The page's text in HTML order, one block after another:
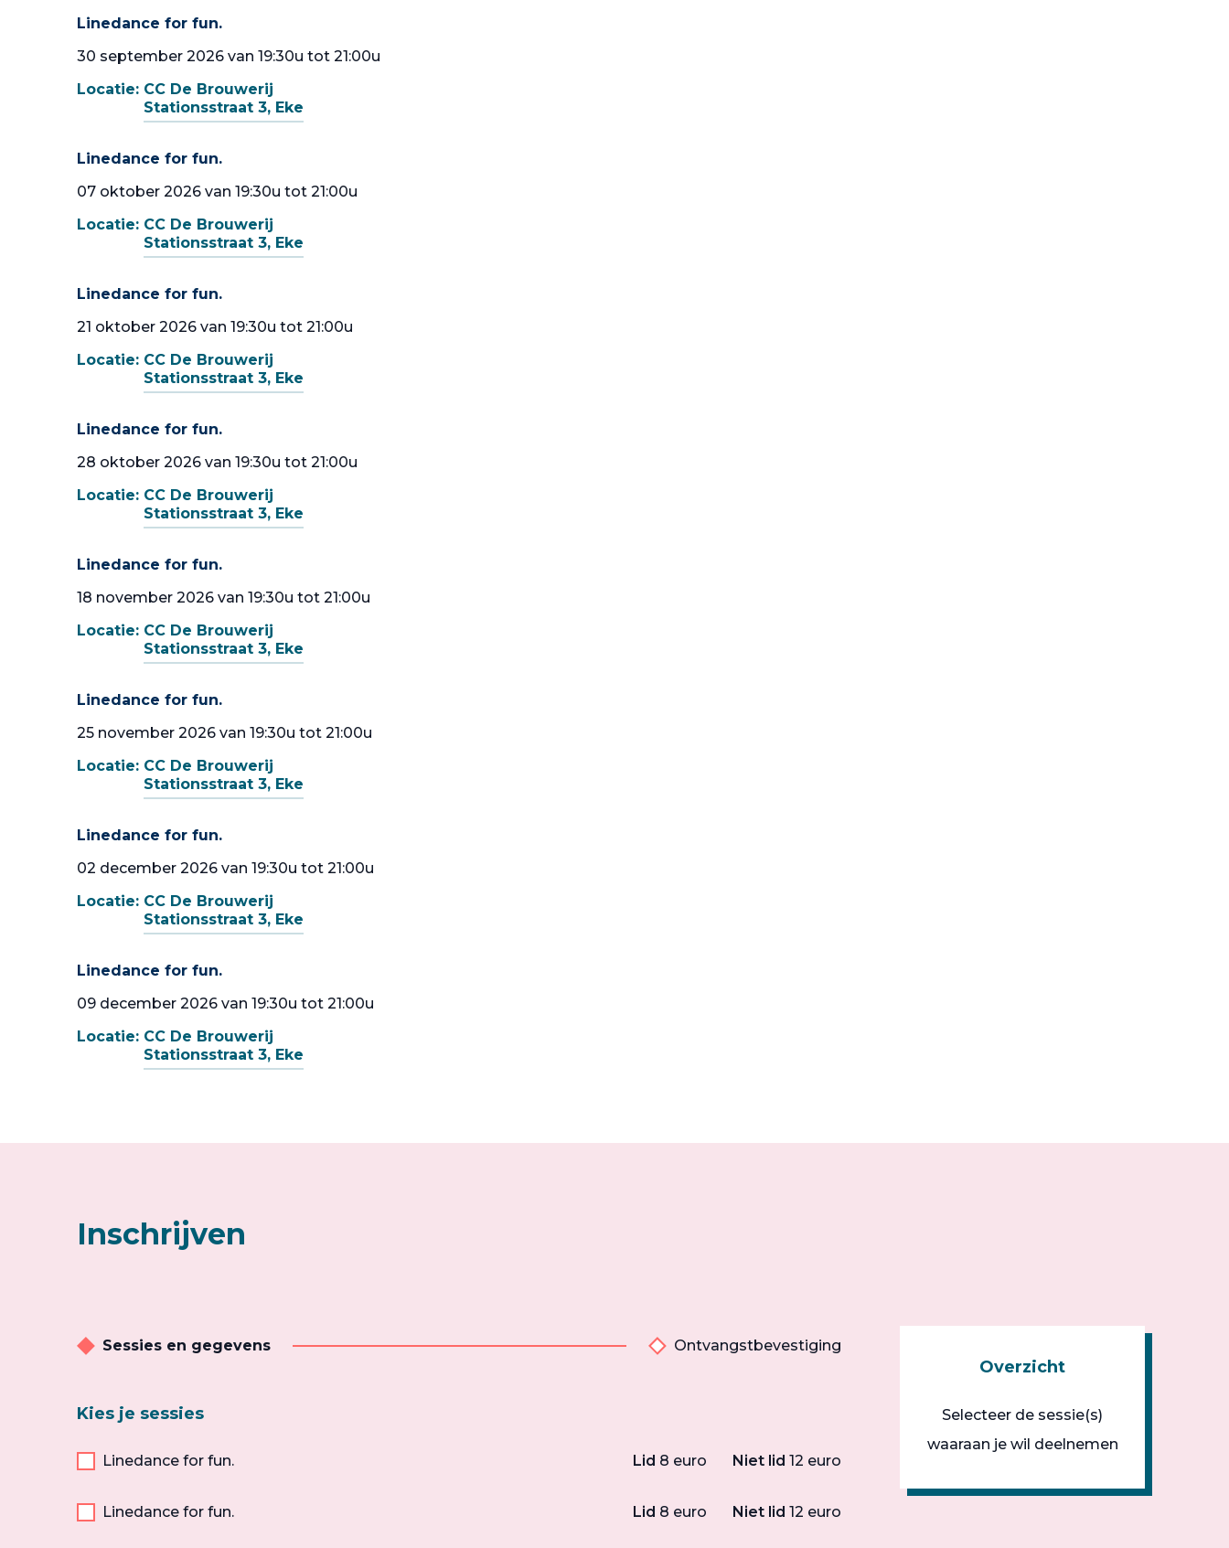
Linedance for fun.
30 september 2026 van 19:30u tot 21:00u
Locatie: CC De Brouwerij
Stationsstraat 3, Eke
Linedance for fun.
07 oktober 2026 van 19:30u tot 21:00u
Locatie: CC De Brouwerij
Stationsstraat 3, Eke
Linedance for fun.
21 oktober 2026 van 19:30u tot 21:00u
Locatie: CC De Brouwerij
Stationsstraat 3, Eke
Linedance for fun.
28 oktober 2026 van 19:30u tot 21:00u
Locatie: CC De Brouwerij
Stationsstraat 3, Eke
Linedance for fun.
18 november 2026 van 19:30u tot 21:00u
Locatie: CC De Brouwerij
Stationsstraat 3, Eke
Linedance for fun.
25 november 2026 van 19:30u tot 21:00u
Locatie: CC De Brouwerij
Stationsstraat 3, Eke
Linedance for fun.
02 december 2026 van 19:30u tot 21:00u
Locatie: CC De Brouwerij
Stationsstraat 3, Eke
Linedance for fun.
09 december 2026 van 19:30u tot 21:00u
Locatie: CC De Brouwerij
Stationsstraat 3, Eke
Inschrijven
Sessies en gegevens Ontvangstbevestiging
Kies je sessies
Linedance for fun. Lid 8 euro Niet lid 12 euro
Linedance for fun. Lid 8 euro Niet lid 12 euro
Overzicht
Selecteer de sessie(s)
waaraan je wil deelnemen